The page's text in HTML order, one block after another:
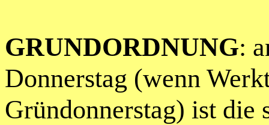
GRUNDORDNUNG:
Donnerstag (wenn
Gründonnerstag) ist